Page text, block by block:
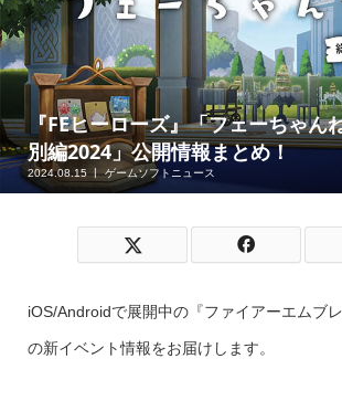
『FEヒーローズ』「フェーちゃん
別編2024」公開情報まとめ！
2024.08.15 ゲームソフトニュース
iOS/Androidで展開中の『ファイアーエムブ
の新イベント情報をお届けします。